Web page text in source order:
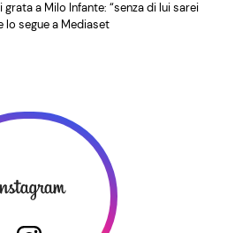
a Milo Infante: “senza di lui sarei
lo segue a Mediaset